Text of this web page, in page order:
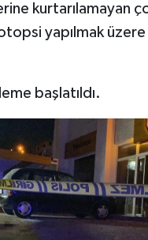
kurtarılamayan
yapılmak
başlatıldı.